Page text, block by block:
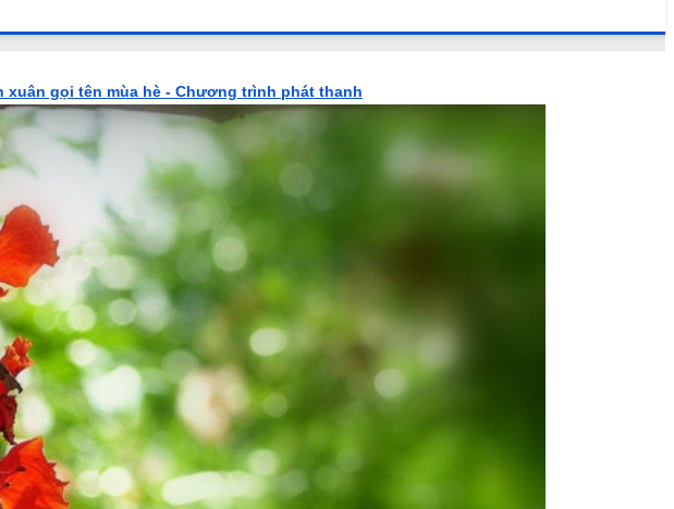
xuân gọi tên mùa hè - Chương trình phát thanh